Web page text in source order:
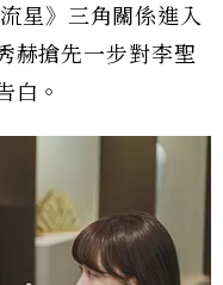
》三角關係進入
赫搶先一步對李聖
白。